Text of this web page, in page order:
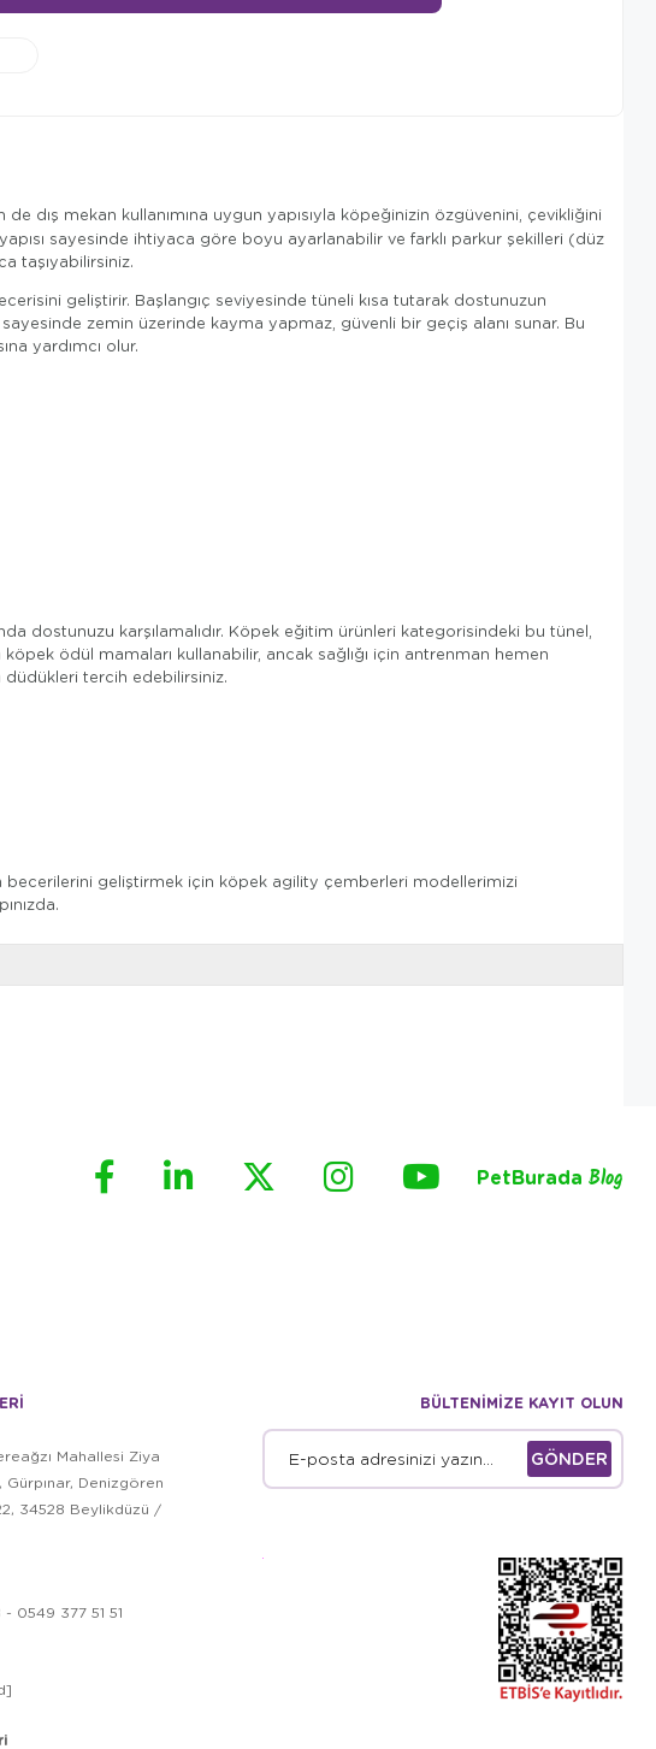
de dış mekan kullanımına uygun yapısıyla köpeğinizin özgüvenini, çevikliğini
sayesinde ihtiyaca göre boyu ayarlanabilir ve farklı parkur şekilleri (düz
taşıyabilirsiniz.
geliştirir. Başlangıç seviyesinde tüneli kısa tutarak dostunuzun
zemin üzerinde kayma yapmaz, güvenli bir geçiş alanı sunar. Bu
yardımcı olur.
dostunuzu karşılamalıdır. Köpek eğitim ürünleri kategorisindeki bu tünel,
ödül mamaları kullanabilir, ancak sağlığı için antrenman hemen
düdükleri tercih edebilirsiniz.
geliştirmek için köpek agility çemberleri modellerimizi
PetBurada Blog
Mahallesi Ziya
Denizgören
34528 Beylikdüzü /
0549 377 51 51
BÜLTENİMİZE KAYIT OLUN
GÖNDER